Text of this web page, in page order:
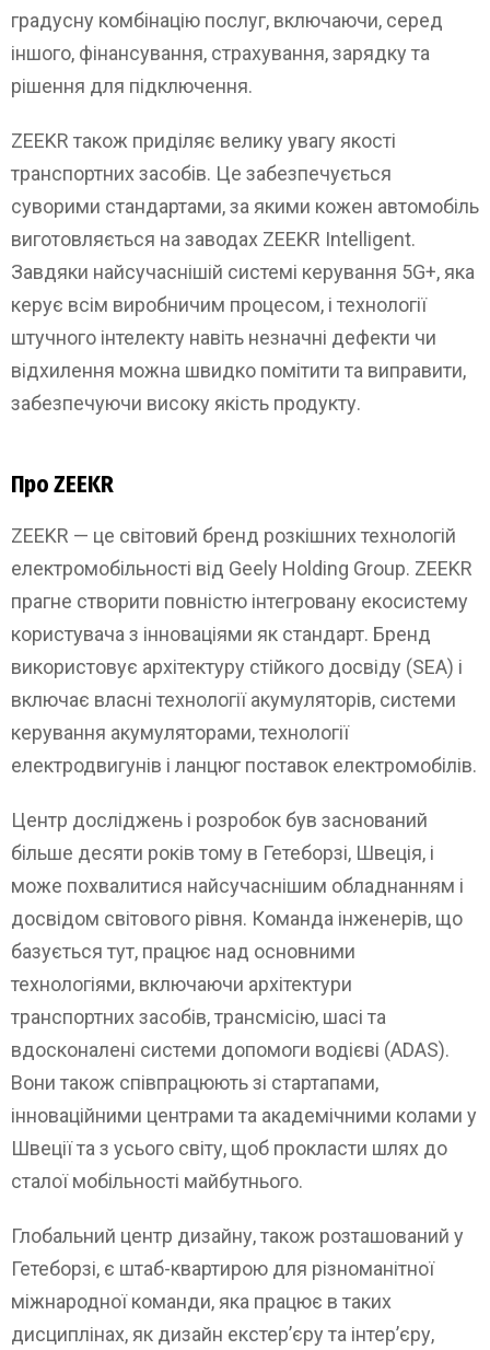
градусну комбінацію послуг, включаючи, серед
іншого, фінансування, страхування, зарядку та
рішення для підключення.
ZEEKR також приділяє велику увагу якості
транспортних засобів. Це забезпечується
суворими стандартами, за якими кожен автомобіль
виготовляється на заводах ZEEKR Intelligent.
Завдяки найсучаснішій системі керування 5G+, яка
керує всім виробничим процесом, і технології
штучного інтелекту навіть незначні дефекти чи
відхилення можна швидко помітити та виправити,
забезпечуючи високу якість продукту.
Про ZEEKR
ZEEKR — це світовий бренд розкішних технологій
електромобільності від Geely Holding Group. ZEEKR
прагне створити повністю інтегровану екосистему
користувача з інноваціями як стандарт. Бренд
використовує архітектуру стійкого досвіду (SEA) і
включає власні технології акумуляторів, системи
керування акумуляторами, технології
електродвигунів і ланцюг поставок електромобілів.
Центр досліджень і розробок був заснований
більше десяти років тому в Гетеборзі, Швеція, і
може похвалитися найсучаснішим обладнанням і
досвідом світового рівня. Команда інженерів, що
базується тут, працює над основними
технологіями, включаючи архітектури
транспортних засобів, трансмісію, шасі та
вдосконалені системи допомоги водієві (ADAS).
Вони також співпрацюють зі стартапами,
інноваційними центрами та академічними колами у
Швеції та з усього світу, щоб прокласти шлях до
сталої мобільності майбутнього.
Глобальний центр дизайну, також розташований у
Гетеборзі, є штаб-квартирою для різноманітної
міжнародної команди, яка працює в таких
дисциплінах, як дизайн екстер’єру та інтер’єру,